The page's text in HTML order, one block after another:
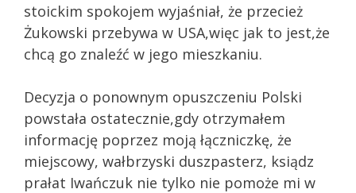
stoickim spokojem wyjaśniał, że przecież
Żukowski przebywa w USA,więc jak to jest,że
chcą go znaleźć w jego mieszkaniu.
Decyzja o ponownym opuszczeniu Polski
powstała ostatecznie,gdy otrzymałem
informację poprzez moją łączniczkę, że
miejscowy, wałbrzyski duszpasterz, ksiądz
prałat Iwańczuk nie tylko nie pomoże mi w